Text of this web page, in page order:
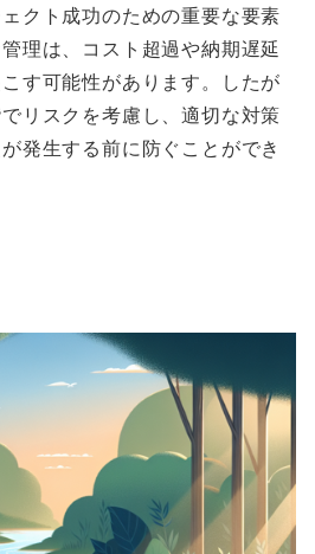
クト成功のための重要な要素
理は、コスト超過や納期遅延
す可能性があります。したが
リスクを考慮し、適切な対策
発生する前に防ぐことができ